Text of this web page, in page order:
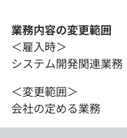
業務内容の変更範囲
＜雇入時＞
システム開発関連業務
＜変更範囲＞
会社の定める業務